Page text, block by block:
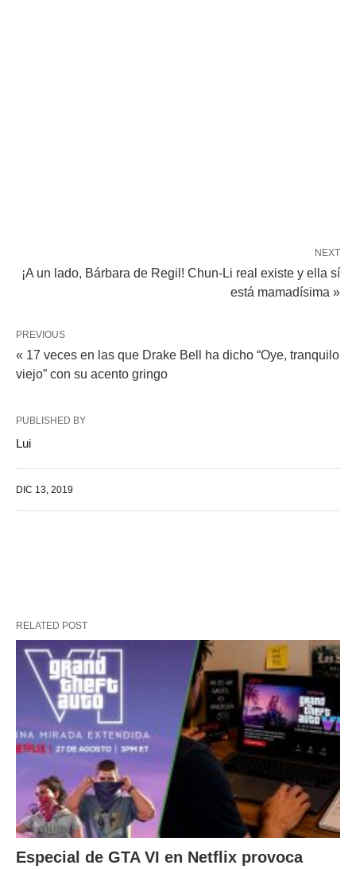
NEXT
¡A un lado, Bárbara de Regil! Chun-Li real existe y ella sí
está mamadísima »
PREVIOUS
« 17 veces en las que Drake Bell ha dicho “Oye, tranquilo
viejo” con su acento gringo
PUBLISHED BY
Lui
DIC 13, 2019
RELATED POST
Especial de GTA VI en Netflix provoca